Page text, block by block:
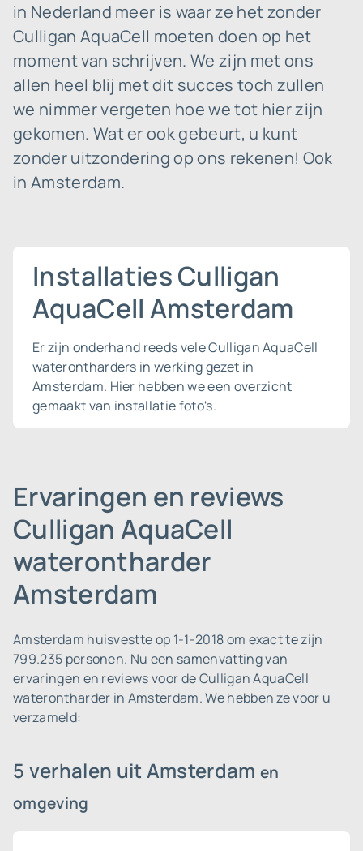
in Nederland meer is waar ze het zonder
Culligan AquaCell moeten doen op het
moment van schrijven. We zijn met ons
allen heel blij met dit succes toch zullen
we nimmer vergeten hoe we tot hier zijn
gekomen. Wat er ook gebeurt, u kunt
zonder uitzondering op ons rekenen! Ook
in Amsterdam.
Installaties Culligan
AquaCell Amsterdam
Er zijn onderhand reeds vele Culligan AquaCell
waterontharders in werking gezet in
Amsterdam. Hier hebben we een overzicht
gemaakt van installatie foto's.
Ervaringen en reviews
Culligan AquaCell
waterontharder
Amsterdam
Amsterdam huisvestte op 1-1-2018 om exact te zijn
799.235 personen. Nu een samenvatting van
ervaringen en reviews voor de Culligan AquaCell
waterontharder in Amsterdam. We hebben ze voor u
verzameld:
5 verhalen uit Amsterdam en
omgeving